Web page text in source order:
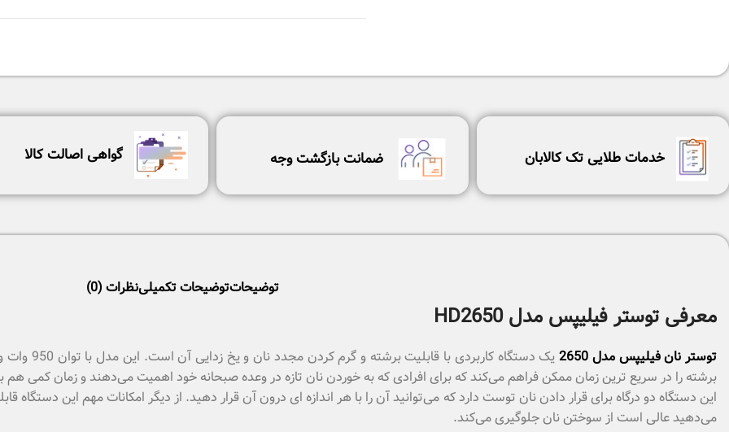
خدمات طلایی تک کالابان ضمانت بازگشت وجه گواهی اصالت کالا
توضیحاتتوضیحات تکمیلینظرات (0)
معرفی توستر فیلیپس مدل HD2650
توستر نان فیلیپس مدل 2650
برشته را در سریع ترین زمان ممکن فراهم می‌کند که برای افرادی که به خوردن نان تازه در وعده صبحانه خود اهمیت می‌دهند و زمان کمی هم
این دستگاه دو درگاه برای قرار دادن نان توست دارد که می‌توانید آن را با هر اندازه ای درون آن قرار دهید. از دیگر امکانات مهم این
می‌دهید عالی است از سوختن نان جلوگیری می‌کند.